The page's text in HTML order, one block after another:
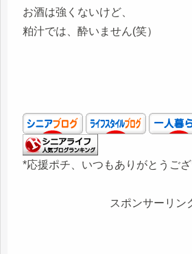
お酒は強くないけど、
粕汁では、酔いません(笑）
*応援ポチ、いつもありがとうござ
スポンサーリン